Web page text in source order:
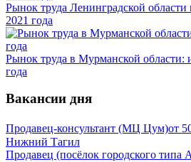
Рынок труда Ленинградской области
2021 года
Рынок труда в Мурманской области:
года
Вакансии дня
Продавец-консультант (МЦ Цум)от
Нижний Тагил
Продавец (посёлок городского типа